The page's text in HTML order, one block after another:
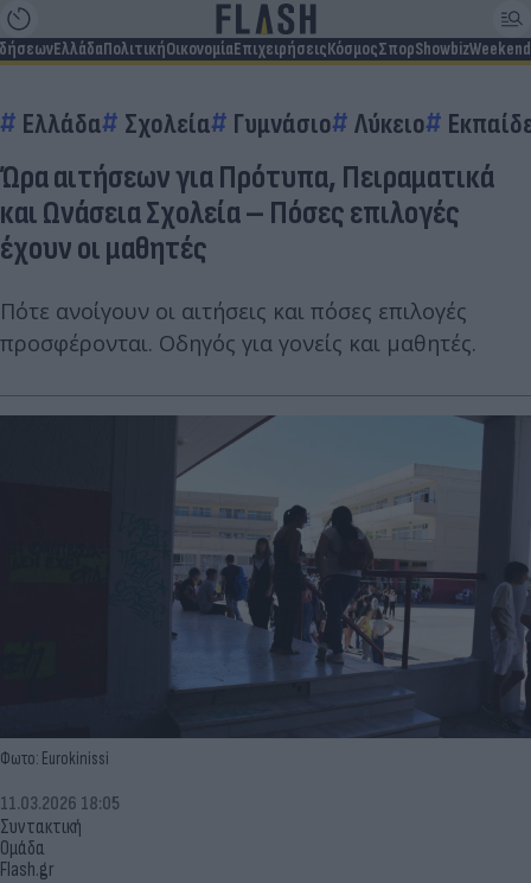
ΕλλάδαΠολιτικήΟικονομίαΕπιχειρήσειςΚόσμοςΣπορShowbizWeekend
Ελλάδα Σχολεία Γυμνάσιο Λύκειο
Ώρα αιτήσεων για Πρότυπα, Πειραματικά
και Ωνάσεια Σχολεία – Πόσες επιλογές
έχουν οι μαθητές
Πότε ανοίγουν οι αιτήσεις και πόσες επιλογές
προσφέρονται. Οδηγός για γονείς και μαθητές.
Φωτο: Eurokinissi
Συντακτική
Ομάδα
Flash.gr
11.03.2026 18:05